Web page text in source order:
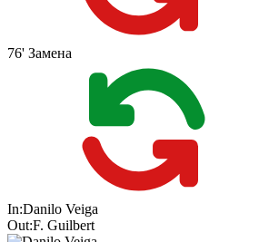
76' Замена
In:Danilo Veiga
Out:F. Guilbert